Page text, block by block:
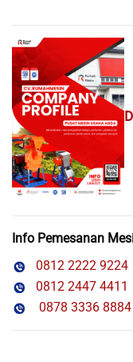
Info Pemesanan
0812 2222 9224
0812 2447 4411
0878 3336 8884